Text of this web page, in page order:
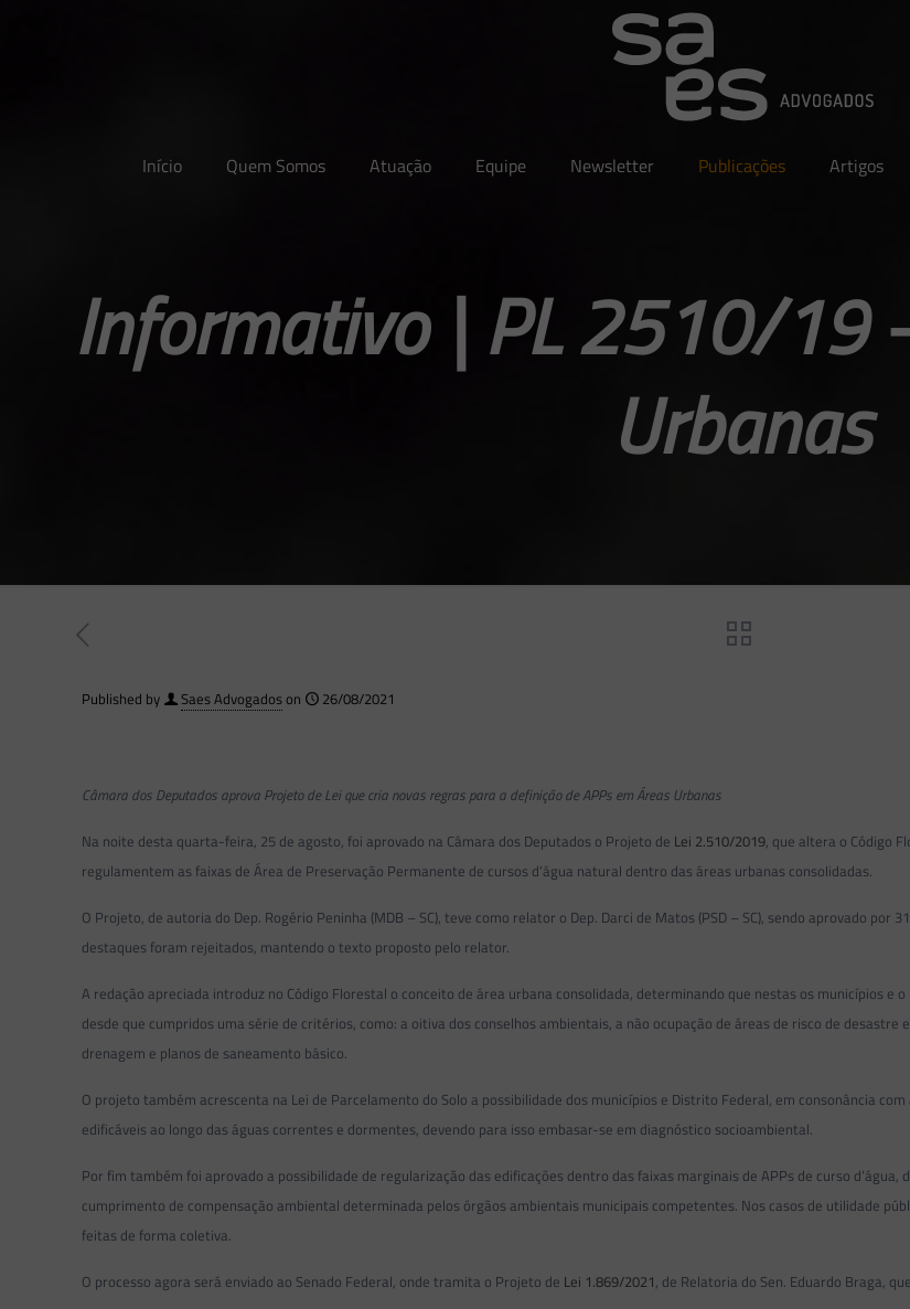
Início Quem Somos Atuação Equipe Newsletter Publicações Artigos
Informativo | PL 2510/19
Urbanas
Published by Saes Advogadoson 26/08/2021
Câmara dos Deputados aprova Projeto de Lei que cria novas regras para a definição de APPs em Áreas Urbanas
Na noite desta quarta-feira, 25 de agosto, foi aprovado na Câmara dos Deputados o Projeto de Lei 2.510/2019, que altera o Código
regulamentem as faixas de Área de Preservação Permanente de cursos d’água natural dentro das áreas urbanas consolidadas.
O Projeto, de autoria do Dep. Rogério Peninha (MDB – SC), teve como relator o Dep. Darci de Matos (PSD – SC), sendo aprovado
destaques foram rejeitados, mantendo o texto proposto pelo relator.
A redação apreciada introduz no Código Florestal o conceito de área urbana consolidada, determinando que nestas os municípios e
desde que cumpridos uma série de critérios, como: a oitiva dos conselhos ambientais, a não ocupação de áreas de risco de desastre
drenagem e planos de saneamento básico.
O projeto também acrescenta na Lei de Parcelamento do Solo a possibilidade dos municípios e Distrito Federal, em consonância
edificáveis ao longo das águas correntes e dormentes, devendo para isso embasar-se em diagnóstico socioambiental.
Por fim também foi aprovado a possibilidade de regularização das edificações dentro das faixas marginais de APPs de curso
cumprimento de compensação ambiental determinada pelos órgãos ambientais municipais competentes. Nos casos de utilidade
feitas de forma coletiva.
O processo agora será enviado ao Senado Federal, onde tramita o Projeto de Lei 1.869/2021, de Relatoria do Sen. Eduardo Braga,